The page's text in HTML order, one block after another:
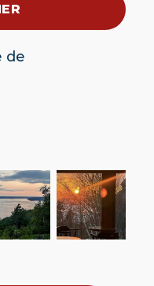
de